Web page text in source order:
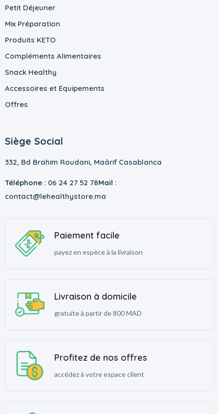
Petit Déjeuner
Mix Préparation
Produits KETO
Compléments Alimentaires
Snack Healthy
Accessoires et Equipements
Offres
Siège Social
332, Bd Brahim Roudani, Maârif Casablanca
Téléphone : 06 24 27 52 78Mail :
contact@lehealthystore.ma
Paiement facile
payez en espèce à la livraison
Livraison à domicile
gratuite à partir de 800 MAD
Profitez de nos offres
accédez à votre espace client